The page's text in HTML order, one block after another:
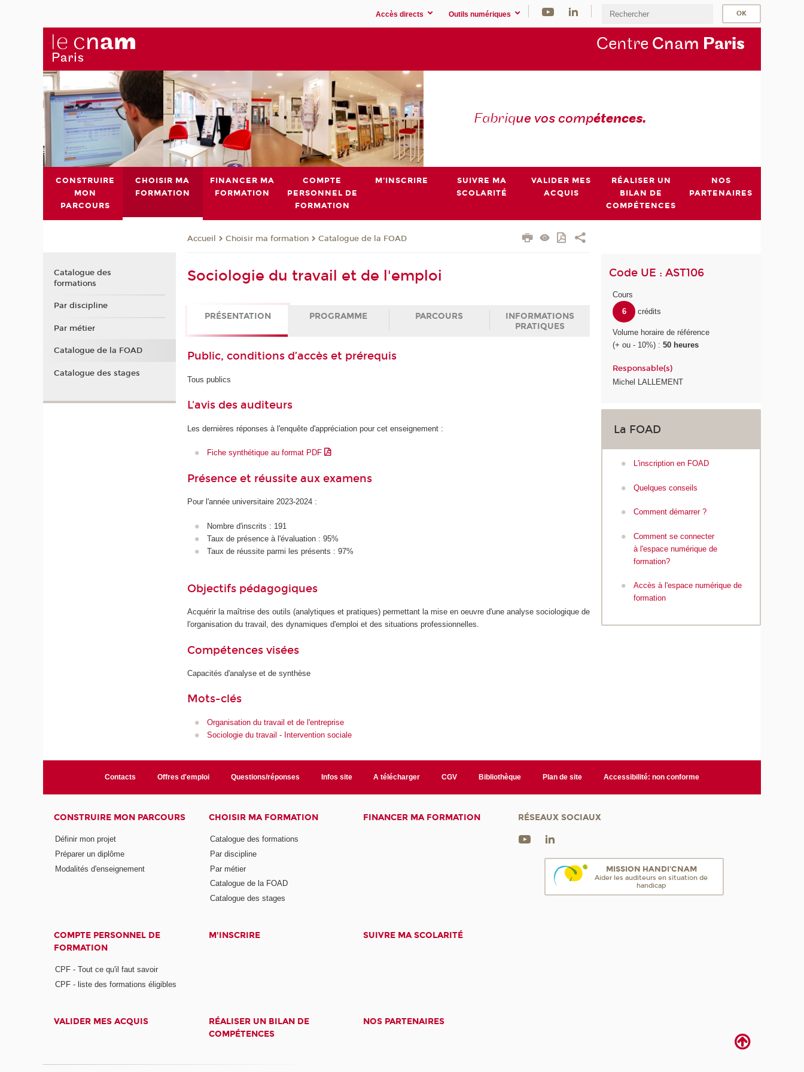
Accès directs Outils numériques
Centre Cnam Paris
Fabrique vos compétences.
CONSTRUIRE
MON
PARCOURS
CHOISIR MA
FORMATION
FINANCER MA
FORMATION
COMPTE
PERSONNEL DE
FORMATION
M'INSCRIRE
SUIVRE MA
SCOLARITÉ
VALIDER MES
ACQUIS
RÉALISER UN
BILAN DE
COMPÉTENCES
NOS
PARTENAIRES
Accueil Choisir ma formation Catalogue de la FOAD
Sociologie du travail et de l'emploi
PRÉSENTATION PROGRAMME PARCOURS
INFORMATIONS
PRATIQUES
Public, conditions d’accès et prérequis
Tous publics
L'avis des auditeurs
Les dernières réponses à l'enquête d'appréciation pour cet enseignement :
Fiche synthétique au format PDF
Présence et réussite aux examens
Pour l'année universitaire 2023-2024 :
Nombre d'inscrits : 191
Taux de présence à l'évaluation : 95%
Taux de réussite parmi les présents : 97%
Objectifs pédagogiques
Acquérir la maîtrise des outils (analytiques et pratiques) permettant la mise en oeuvre d'une analyse sociologique de
l'organisation du travail, des dynamiques d'emploi et des situations professionnelles.
Compétences visées
Capacités d'analyse et de synthèse
Mots-clés
Organisation du travail et de l'entreprise
Sociologie du travail - Intervention sociale
Code UE : AST106
Cours
6
crédits
Volume horaire de référence
(+ ou - 10%) :50 heures
Responsable(s)
Michel LALLEMENT
La FOAD
L'inscription en FOAD
Quelques conseils
Comment démarrer ?
Comment se connecter
à l'espace numérique de
formation?
Accès à l'espace numérique de
formation
Catalogue des
formations
Par discipline
Par métier
Catalogue de la FOAD
Catalogue des stages
Contacts Offres d'emploi Questions/réponses Infos site A télécharger CGV Bibliothèque Plan de site Accessibilité: non conforme
CONSTRUIRE MON PARCOURS
Définir mon projet
Préparer un diplôme
Modalités d'enseignement
CHOISIR MA FORMATION
Catalogue des formations
Par discipline
Par métier
Catalogue de la FOAD
Catalogue des stages
FINANCER MA FORMATION
COMPTE PERSONNEL DE
FORMATION
CPF - Tout ce qu'il faut savoir
CPF - liste des formations éligibles
M'INSCRIRE SUIVRE MA SCOLARITÉ
VALIDER MES ACQUIS
RÉALISER UN BILAN DE
COMPÉTENCES
NOS PARTENAIRES
RÉSEAUX SOCIAUX
MISSION HANDI'CNAM
Aider les auditeurs en situation de
handicap